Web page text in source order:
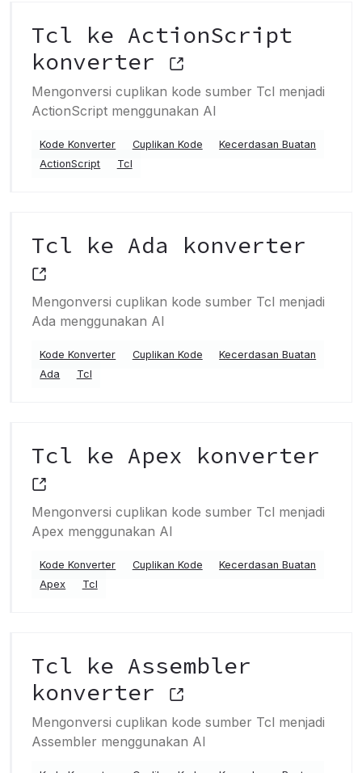
Tcl ke ActionScript
konverter
Mengonversi cuplikan kode sumber Tcl menjadi
ActionScript menggunakan AI
Kode Konverter Cuplikan Kode
Kecerdasan Buatan
ActionScript
Tcl
Tcl ke Ada konverter
Mengonversi cuplikan kode sumber Tcl menjadi
Ada menggunakan AI
Kode Konverter Cuplikan Kode
Kecerdasan Buatan
Ada
Tcl
Tcl ke Apex konverter
Mengonversi cuplikan kode sumber Tcl menjadi
Apex menggunakan AI
Kode Konverter Cuplikan Kode
Kecerdasan Buatan
Apex
Tcl
Tcl ke Assembler
konverter
Mengonversi cuplikan kode sumber Tcl menjadi
Assembler menggunakan AI